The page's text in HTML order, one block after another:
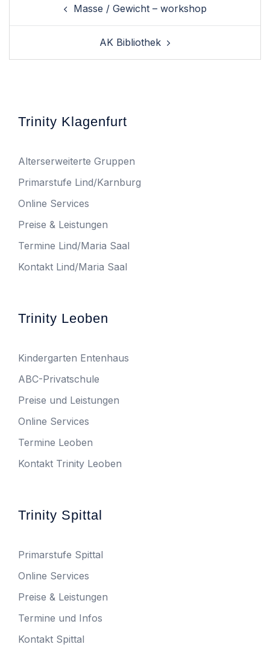
navigationMasse / Gewicht – workshop
AK Bibliothek
Trinity Klagenfurt
Alterserweiterte Gruppen
Primarstufe Lind/Karnburg
Online Services
Preise & Leistungen
Termine Lind/Maria Saal
Kontakt Lind/Maria Saal
Trinity Leoben
Kindergarten Entenhaus
ABC-Privatschule
Preise und Leistungen
Online Services
Termine Leoben
Kontakt Trinity Leoben
Trinity Spittal
Primarstufe Spittal
Online Services
Preise & Leistungen
Termine und Infos
Kontakt Spittal